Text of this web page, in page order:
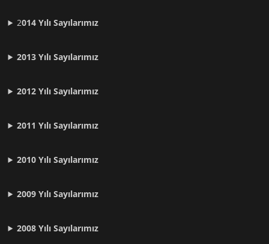
2014 Yılı Sayılarımız
2013 Yılı Sayılarımız
2012 YılıSayılarımız
2011 YılıSayılarımız
2010 YılıSayılarımız
2009 YılıSayılarımız
2008 YılıSayılarımız